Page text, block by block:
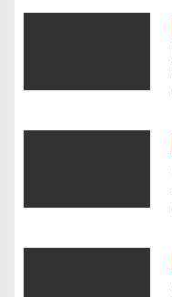
о
а
п
с
я